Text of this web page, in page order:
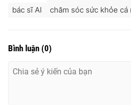
bác sĩ AI
chăm sóc sức khỏe cá
Bình luận (0)